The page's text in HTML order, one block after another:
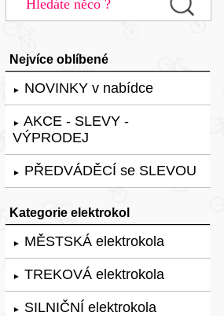
Nejvíce oblíbené
► NOVINKY v nabídce
► AKCE - SLEVY -
VÝPRODEJ
► PŘEDVÁDĚCÍ se SLEVOU
Kategorie elektrokol
► MĚSTSKÁ elektrokola
► TREKOVÁ elektrokola
► SILNIČNÍ elektrokola